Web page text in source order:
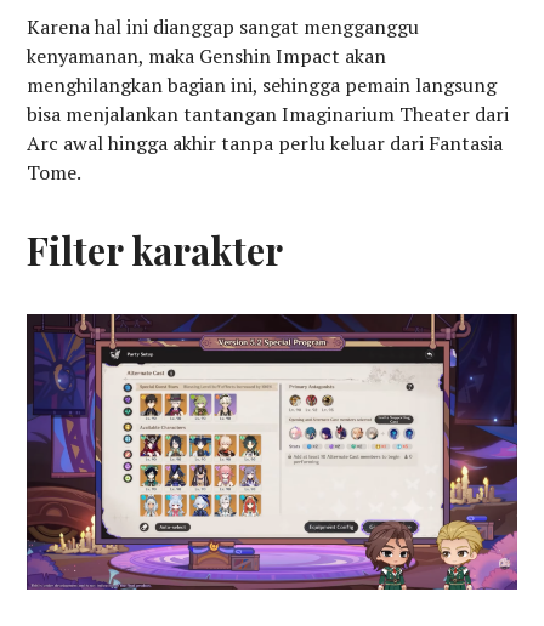
Karena hal ini dianggap sangat mengganggu
kenyamanan, maka Genshin Impact akan
menghilangkan bagian ini, sehingga pemain langsung
bisa menjalankan tantangan Imaginarium Theater dari
Arc awal hingga akhir tanpa perlu keluar dari Fantasia
Tome.
Filter karakter